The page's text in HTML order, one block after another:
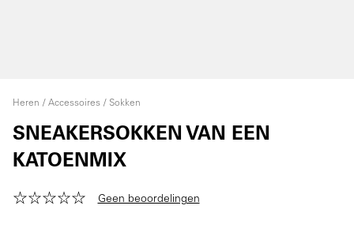
Heren Accessoires Sokken
SNEAKERSOKKEN VAN EEN
KATOENMIX
Geen beoordelingen